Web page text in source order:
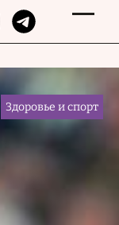
Здоровье и спорт